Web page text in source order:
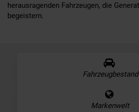
herausragenden Fahrzeugen, die
begeistern.
Fahrzeugbestand
Markenwelt